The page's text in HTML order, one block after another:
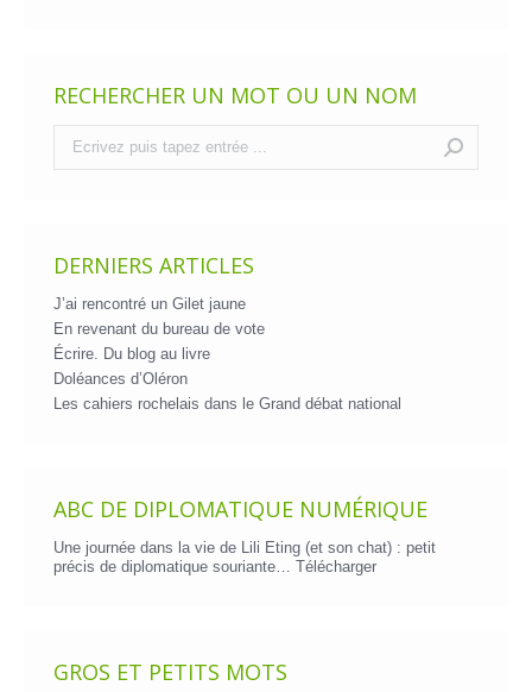
RECHERCHER UN MOT OU UN NOM
DERNIERS ARTICLES
J’ai rencontré un Gilet jaune
En revenant du bureau de vote
Écrire. Du blog au livre
Doléances d’Oléron
Les cahiers rochelais dans le Grand débat national
ABC DE DIPLOMATIQUE NUMÉRIQUE
Une journée dans la vie de Lili Eting (et son chat) : petit
précis de diplomatique souriante… Télécharger
GROS ET PETITS MOTS